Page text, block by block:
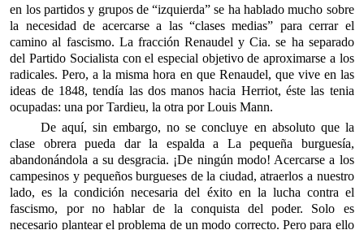
en los partidos y grupos de “izquierda” se ha hablado mucho sobre
la necesidad de acercarse a las “clases medias” para cerrar el
camino al fascismo. La fracción Renaudel y Cia. se ha separado
del Partido Socialista con el especial objetivo de aproximarse a los
radicales. Pero, a la misma hora en que Renaudel, que vive en las
ideas de 1848, tendía las dos manos hacia Herriot, éste las tenia
ocupadas: una por Tardieu, la otra por Louis Mann.
De aquí, sin embargo, no se concluye en absoluto que la
clase obrera pueda dar la espalda a La pequeña burguesía,
abandonándola a su desgracia. ¡De ningún modo! Acercarse a los
campesinos y pequeños burgueses de la ciudad, atraerlos a nuestro
lado, es la condición necesaria del éxito en la lucha contra el
fascismo, por no hablar de la conquista del poder. Solo es
necesario plantear el problema de un modo correcto. Pero para ello